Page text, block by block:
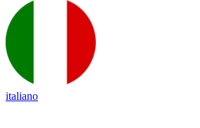
italiano